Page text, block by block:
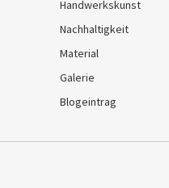
Handwerkskunst
Nachhaltigkeit
Material
Galerie
Blogeintrag